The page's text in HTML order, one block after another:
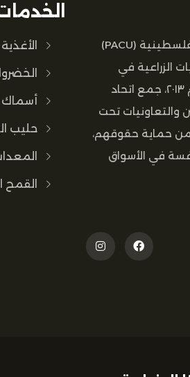
اتحاد التعاونيات الزراعية الفلسطينية (PACU)
الزراعية في
فلسطين. منذ تأسيسه عام ٢٠١٣، جمع اتحاد
والتعاونيات تحت
حماية حقوقهم،
في الأسواق
أسماك
حليب
القمح